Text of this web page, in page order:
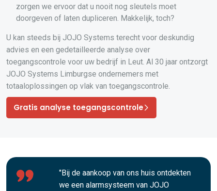
zorgen we ervoor dat u nooit nog sleutels moet
doorgeven of laten dupliceren. Makkelijk, toch?
U kan steeds bij JOJO Systems terecht voor deskundig
advies en een gedetailleerde analyse over
toegangscontrole voor uw bedrijf in Leut. Al 30 jaar ontzorgt
JOJO Systems Limburgse ondernemers met
totaaloplossingen op vlak van toegangscontrole.
Gratis analyse toegangscontrole
"Bij de aankoop van ons huis ontdekten
we een alarmsysteem van JOJO